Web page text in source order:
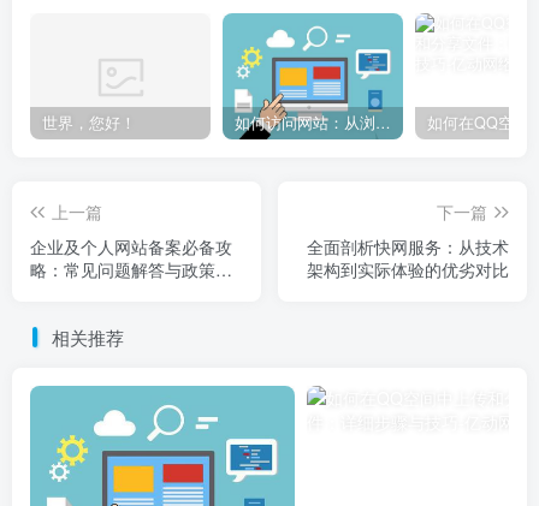
世界，您好！ 如何访问网站：从浏览器输入到页面加载的完整步骤详解
上一篇
企业及个人网站备案必备攻
略：常见问题解答与政策规
下一篇
全面剖析快网服务：从技术
架构到实际体验的优劣对比
相关推荐